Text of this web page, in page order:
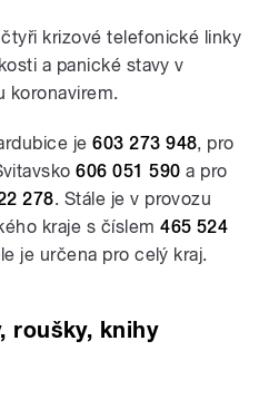
krizové telefonické linky
a panické stavy v
koronavirem.
je603 273 948, pro
606 051 590 a pro
278. Stále je v provozu
kraje s číslem465 524
je určena pro celý kraj.
roušky, knihy